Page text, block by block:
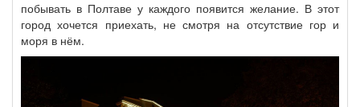
побывать в Полтаве у каждого появится желание. В этот
город хочется приехать, не смотря на отсутствие гор и
моря в нём.